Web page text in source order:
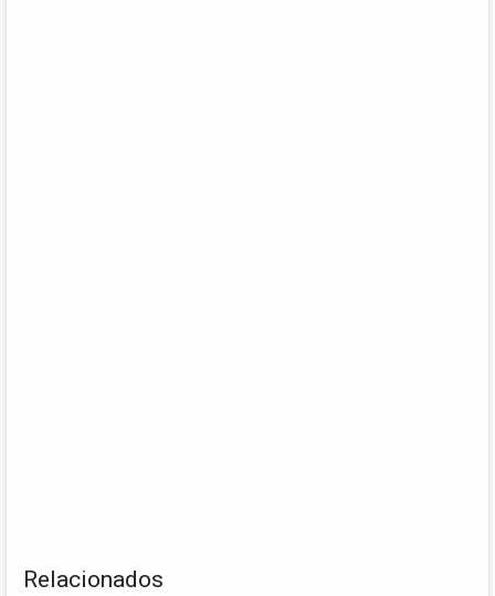
Relacionados